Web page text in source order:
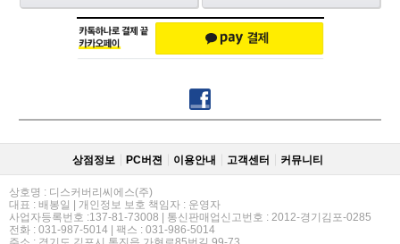
상점정보 PC버젼 이용안내 고객센터 커뮤니티
상호명 : 디스커버리씨에스(주)
대표 : 배봉일 | 개인정보 보호 책임자 : 운영자
사업자등록번호 :137-81-73008 | 통신판매업신고번호 : 2012-경기김포-0285
전화 : 031-987-5014 | 팩스 : 031-986-5014